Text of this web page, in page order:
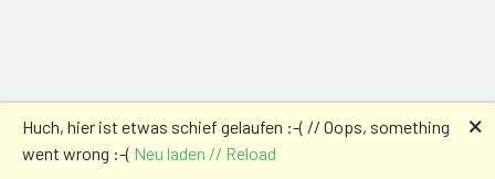
Huch, hier ist etwas schief gelaufen :-( // Oops, something
went wrong :-( Neu laden // Reload
🗙